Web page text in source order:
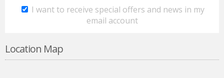
I want to receive special offers and news in my
email account
Location Map